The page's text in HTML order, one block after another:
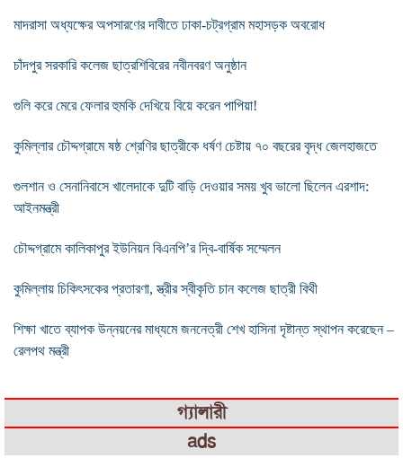
মাদরাসা অধ্যক্ষের অপসারণের দাবীতে ঢাকা-চট্রগ্রাম মহাসড়ক অবরোধ
চাঁদপুর সরকারি কলেজ ছাত্রশিবিরের নবীনবরণ অনুষ্ঠান
গুলি করে মেরে ফেলার হুমকি দেখিয়ে বিয়ে করেন পাপিয়া!
কুমিল্লার চৌদ্দগ্রামে ষষ্ঠ শ্রেণির ছাত্রীকে ধর্ষণ চেষ্টায় ৭০ বছরের বৃদ্ধ জেলহাজতে
গুলশান ও সেনানিবাসে খালেদাকে দুটি বাড়ি দেওয়ার সময় খুব ভালো ছিলেন এরশাদ:
আইনমন্ত্রী
চৌদ্দগ্রামে কালিকাপুর ইউনিয়ন বিএনপি’র দ্বি-বার্ষিক সম্মেলন
কুমিল্লায় চিকিৎসকের প্রতারণা, স্ত্রীর স্বীকৃতি চান কলেজ ছাত্রী বিথী
শিক্ষা খাতে ব্যাপক উন্নয়নের মাধ্যমে জননেত্রী শেখ হাসিনা দৃষ্টান্ত স্থাপন করেছেন –
রেলপথ মন্ত্রী
গ্যালারী
ads